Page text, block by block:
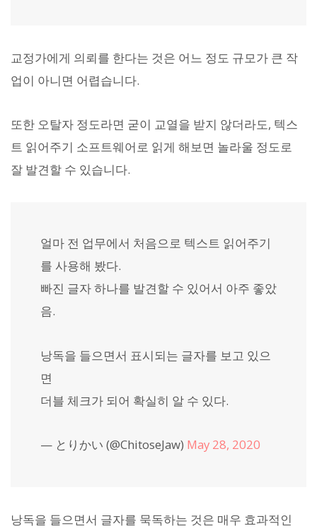
교정가에게 의뢰를 한다는 것은 어느 정도 규모가 큰 작
업이 아니면 어렵습니다.
또한 오탈자 정도라면 굳이 교열을 받지 않더라도, 텍스
트 읽어주기 소프트웨어로 읽게 해보면 놀라울 정도로
잘 발견할 수 있습니다.
얼마 전 업무에서 처음으로 텍스트 읽어주기
를 사용해 봤다.
빠진 글자 하나를 발견할 수 있어서 아주 좋았
음.
낭독을 들으면서 표시되는 글자를 보고 있으
면
더블 체크가 되어 확실히 알 수 있다.
— とりかい (@ChitoseJaw) May 28, 2020
낭독을 들으면서 글자를 묵독하는 것은 매우 효과적인